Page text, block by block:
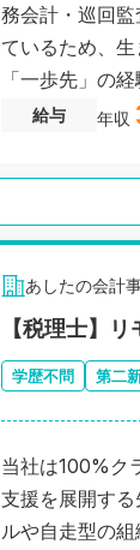
務会計・巡回
ているため、
「一歩先」の
給与 年収
あしたの会計
【税理士】
学歴不問 第二
当社は100%ク
支援を展開す
ルや自走型の